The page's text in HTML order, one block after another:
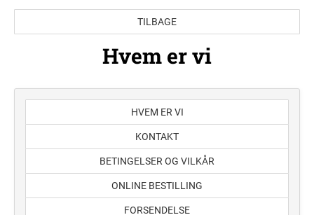
DATO STEMPLER
PROFESSIONAL LINE DATOSTEMPLER
TILBAGE
Hvem er vi
HVEM ER VI
KONTAKT
BETINGELSER OG VILKÅR
ONLINE BESTILLING
FORSENDELSE